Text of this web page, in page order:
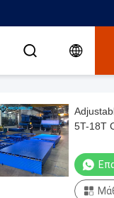
5T-18T